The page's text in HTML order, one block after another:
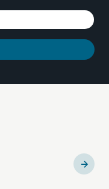
Sousa
(83)